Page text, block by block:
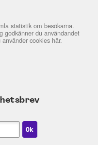
statistik om besökarna.
godkänner du användandet
cookies här.